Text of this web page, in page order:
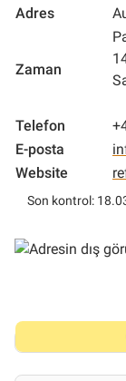
Adres
Zaman
Telefon
E-posta
Website
Son kontrol: